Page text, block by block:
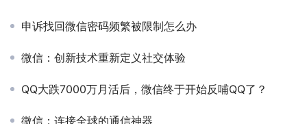
申诉找回微信密码频繁被限制怎么办
微信：创新技术重新定义社交体验
QQ大跌7000万月活后，微信终于开始反哺QQ了？
微信：连接全球的通信神器